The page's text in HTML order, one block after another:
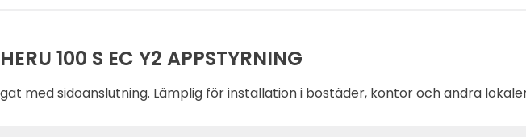
100 S EC Y2 APPSTYRNING
med sidoanslutning. Lämplig för installation i bostäder, kontor och andra